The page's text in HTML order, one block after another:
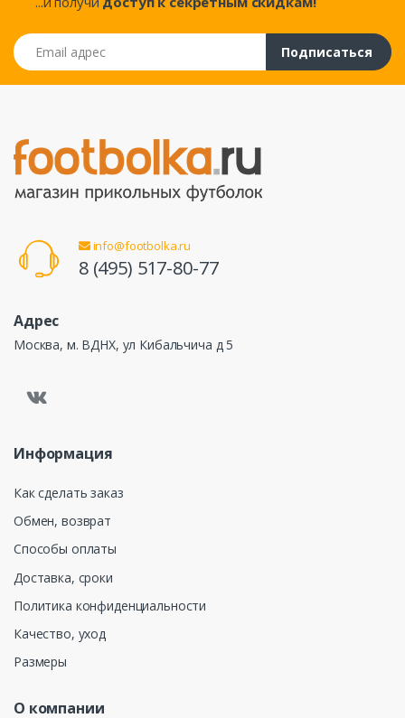
Email адрес
Подписаться
info@footbolka.ru
8 (495) 517-80-77
Адрес
Москва, м. ВДНХ, ул Кибальчича д 5
Информация
Как сделать заказ
Обмен, возврат
Способы оплаты
Доставка, сроки
Политика конфиденциальности
Качество, уход
Размеры
О компании